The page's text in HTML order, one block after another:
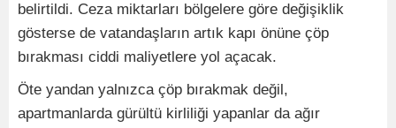
belirtildi. Ceza miktarları bölgelere göre değişiklik
gösterse de vatandaşların artık kapı önüne çöp
bırakması ciddi maliyetlere yol açacak.
Öte yandan yalnızca çöp bırakmak değil,
apartmanlarda gürültü kirliliği yapanlar da ağır